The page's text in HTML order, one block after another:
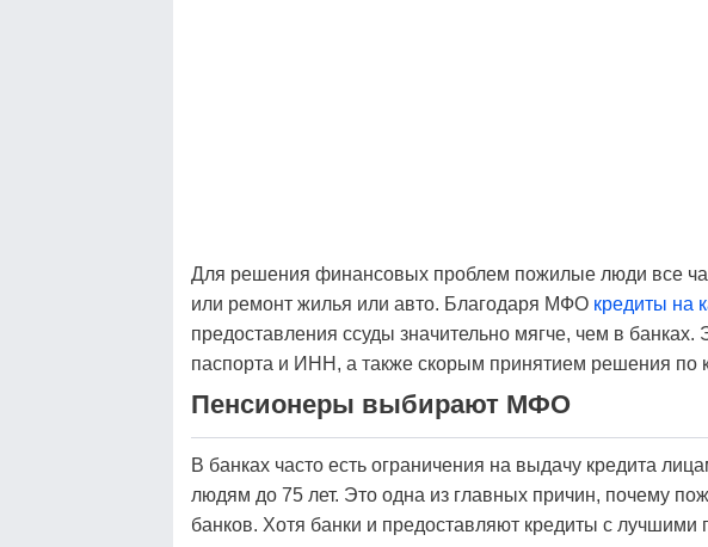
Для решения финансовых проблем пожилые люди все
или ремонт жилья или авто. Благодаря МФО кредиты на
предоставления ссуды значительно мягче, чем в
паспорта и ИНН, а также скорым принятием решения по
Пенсионеры выбирают МФО
В банках часто есть ограничения на выдачу кредита
людям до 75 лет. Это одна из главных причин, почему
банков. Хотя банки и предоставляют кредиты с